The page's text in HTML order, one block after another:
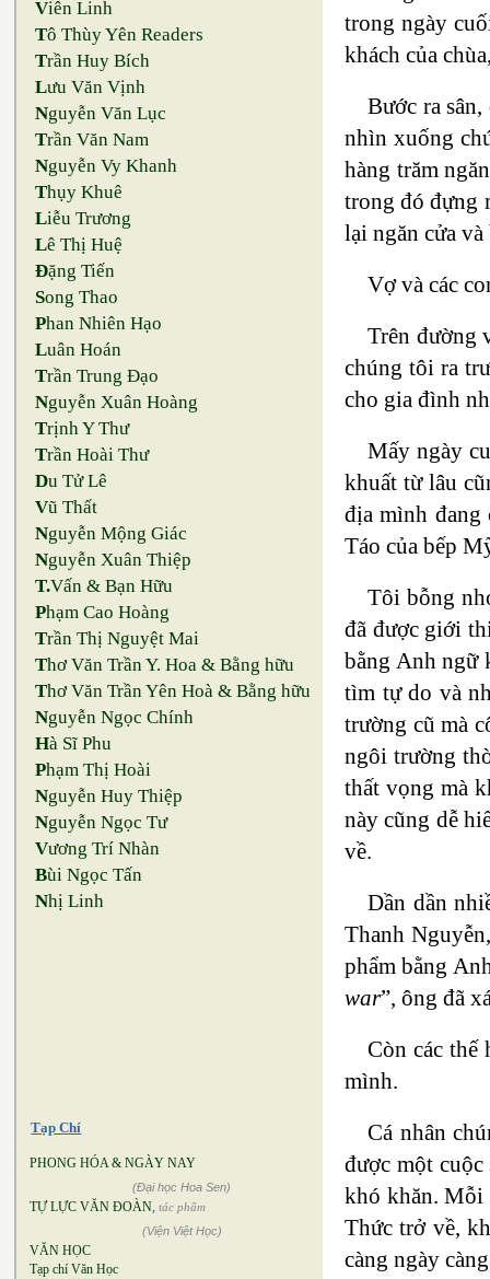
Viên Linh
Tô Thùy Yên Readers
Trần Huy Bích
Lưu Văn Vịnh
Nguyễn Văn Lục
Trần Văn Nam
Nguyễn Vy Khanh
Thụy Khuê
Liễu Trương
Lê Thị Huệ
Đặng Tiến
Song Thao
Phan Nhiên Hạo
Luân Hoán
Trần Trung Đạo
Nguyễn Xuân Hoàng
Trịnh Y Thư
Trần Hoài Thư
Du Tử Lê
Vũ Thất
Nguyễn Mộng Giác
Nguyễn Xuân Thiệp
T.Vấn & Bạn Hữu
Phạm Cao Hoàng
Trần Thị Nguyệt Mai
Thơ Văn Trần Y. Hoa & Bằng hữu
Thơ Văn Trần Yên Hoà & Bằng hữu
Nguyễn Ngọc Chính
Hà Sĩ Phu
Phạm Thị Hoài
Nguyễn Huy Thiệp
Nguyễn Ngọc Tư
Vương Trí Nhàn
Bùi Ngọc Tấn
Nhị Linh
Tạp Chí
PHONG HÓA & NGÀY NAY
(Đại học Hoa Sen)
TỰ LỰC VĂN ĐOÀN, tác phẩm
(Viện Việt Học)
VĂN HỌC
Tạp chí Văn Học
trong ngày
khách của
Bước ra
nhìn xuống
hàng trăm
trong đó đựng
lại ngăn cửa
Vợ và các
Trên đường
chúng tôi ra
cho gia đình
Mấy ngày
khuất từ lâu
địa mình
Táo của bếp
Tôi bỗng
đã được giới
bằng Anh ngữ
tìm tự do và
trường cũ mà
ngôi trường
thất vọng mà
này cũng dễ
về.
Dần dần
Thanh
phẩm bằng
war”, ông đã
Còn các thế
mình.
Cá nhân
được một
khó khăn. Mỗi
Thức trở về,
càng ngày